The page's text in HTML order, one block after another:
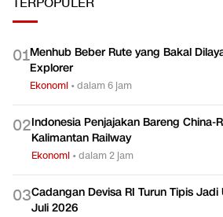
TERPOPULER
01Menhub Beber Rute yang Bakal
Explorer
Ekonomi •dalam 6 jam
02Indonesia Penjajakan Bareng China-
Kalimantan Railway
Ekonomi •dalam 2 jam
03Cadangan Devisa RI Turun Tipis
Juli 2026